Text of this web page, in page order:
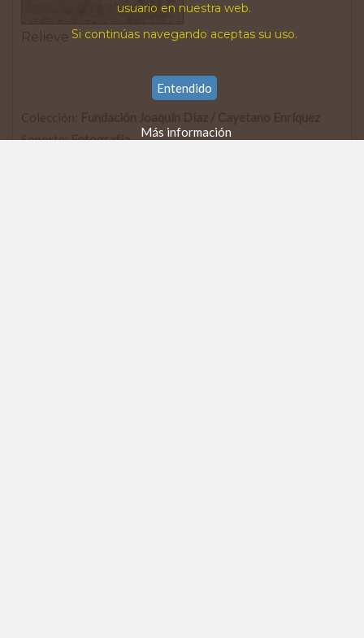
Relieve
Colección:
Soporte:Fotografía
usuario en nuestra web.
Si continúas navegando aceptas su uso.
Entendido
Más información